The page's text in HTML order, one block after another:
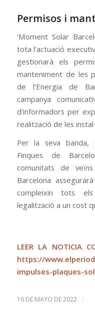
Permisos i
‘Moment Solar
tota l’actuació
gestionarà els
manteniment de les
de l’Energia de
campanya
d’informadors per
realització de les
Per la seva banda,
Finques de
comunitats de
Barcelona
compleixin tots
legalització a un cost
LEER LA NOTICIA
https://
impulses-plaques-
16 DE MAYO DE 2022 /